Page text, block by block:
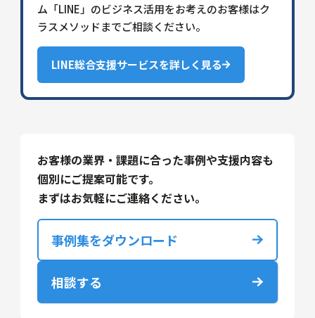
ム「LINE」のビジネス活用をお考えのお客様はク
ラスメソッドまでご相談ください。
LINE総合支援サービスを詳しく見る
お客様の業界・課題に合った事例や支援内容も
個別にご提案可能です。
まずはお気軽にご連絡ください。
事例集をダウンロード
相談する